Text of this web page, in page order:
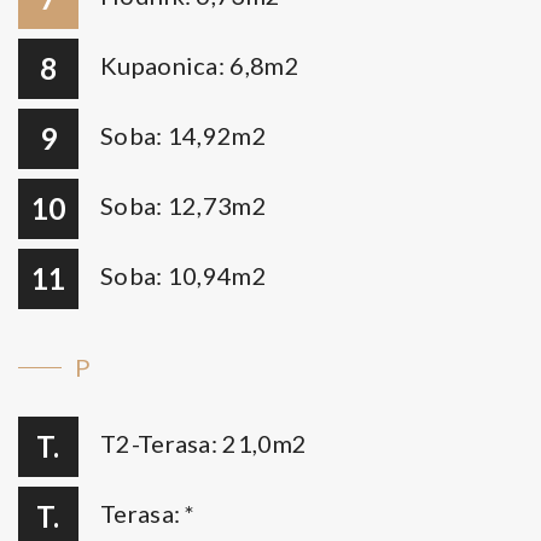
8 Kupaonica: 6,8m2
9 Soba: 14,92m2
10 Soba: 12,73m2
11 Soba: 10,94m2
P
T. T2-Terasa: 21,0m2
T. Terasa: *